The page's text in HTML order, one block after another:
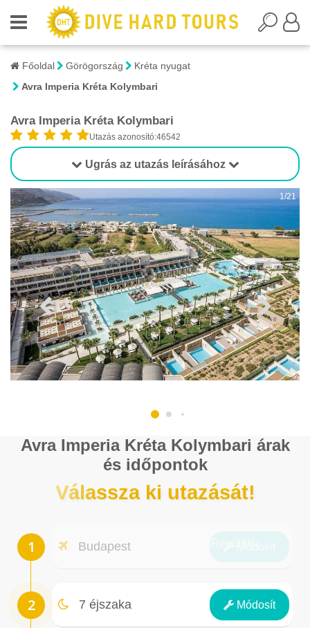
Főoldal Görögország
Kréta nyugat
Avra Imperia Kréta Kolymbari
Avra Imperia Kréta Kolymbari
Utazás azonosító:46542
Ugrás az utazás leírásához
1/21
Avra Imperia Kréta Kolymbari árak
és időpontok
Válassza ki utazását!
Budapest
7 éjszaka Módosít
Éjszakák